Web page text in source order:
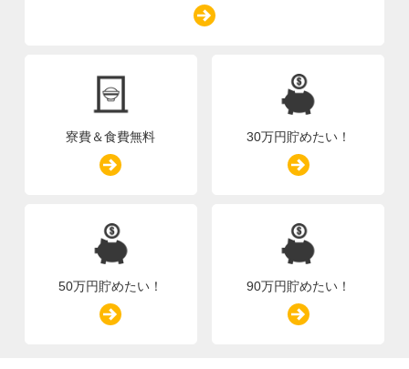
寮費＆食費無料 30万円貯めたい！
50万円貯めたい！ 90万円貯めたい！